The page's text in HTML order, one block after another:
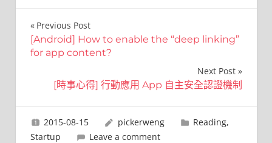
文
章
覽
Previous Post
[Android] How to enable the “deep linking”
for app content?
Next Post
[時事心得] 行動應用 App 自主安全認證機制
2015-08-15 pickerweng Reading,
Startup
Leave a comment